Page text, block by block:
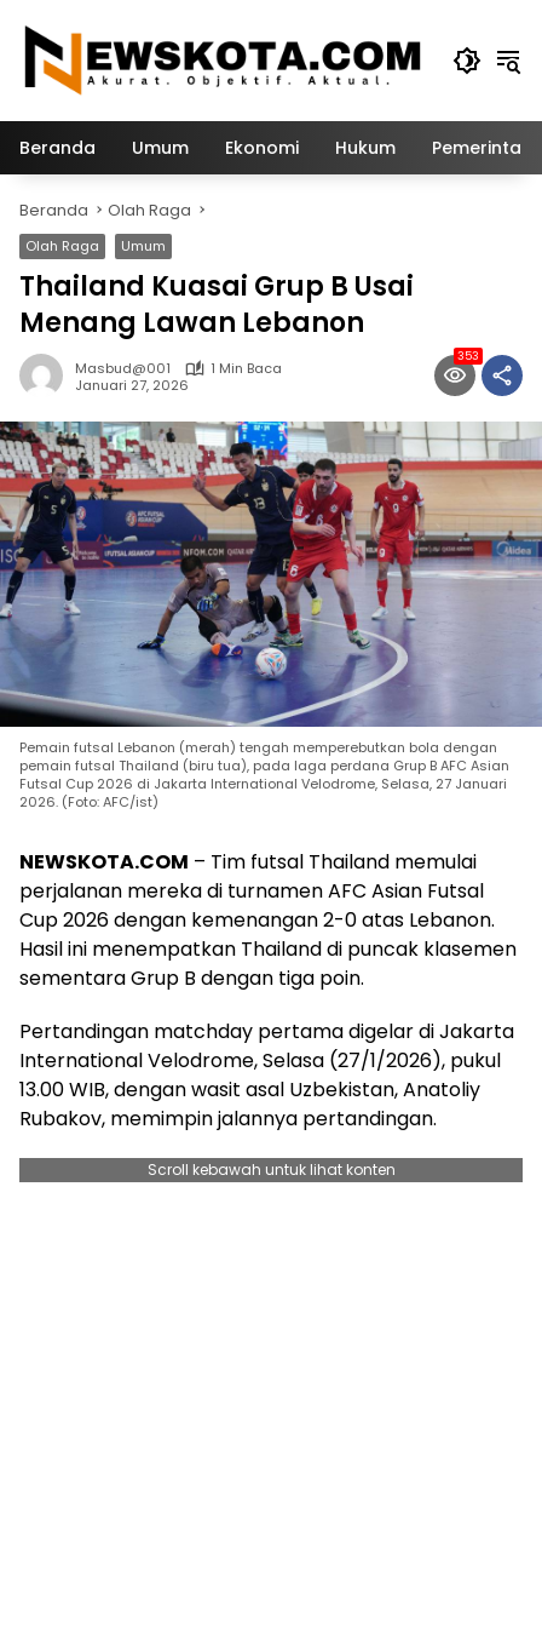
konten
Beranda Umum Ekonomi Hukum
Beranda Olah Raga
Olah Raga Umum
Thailand Kuasai Grup B Usai
Menang Lawan Lebanon
Masbud@001
1 Min Baca
Januari 27, 2026
353
Pemain futsal Lebanon (merah) tengah memperebutkan bola dengan
pemain futsal Thailand (biru tua), pada laga perdana Grup B AFC Asian
Futsal Cup 2026 di Jakarta International Velodrome, Selasa, 27 Januari
2026. (Foto: AFC/ist)
NEWSKOTA.COM – Tim futsal Thailand memulai
perjalanan mereka di turnamen AFC Asian Futsal
Cup 2026 dengan kemenangan 2-0 atas Lebanon.
Hasil ini menempatkan Thailand di puncak klasemen
sementara Grup B dengan tiga poin.
Pertandingan matchday pertama digelar di Jakarta
International Velodrome, Selasa (27/1/2026), pukul
13.00 WIB, dengan wasit asal Uzbekistan, Anatoliy
Rubakov, memimpin jalannya pertandingan.
Scroll kebawah untuk lihat konten